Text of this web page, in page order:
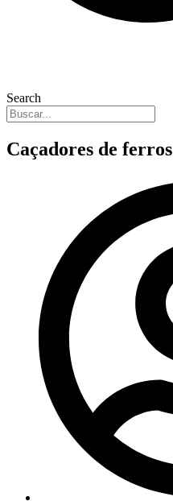
Search
Caçadores de ferros